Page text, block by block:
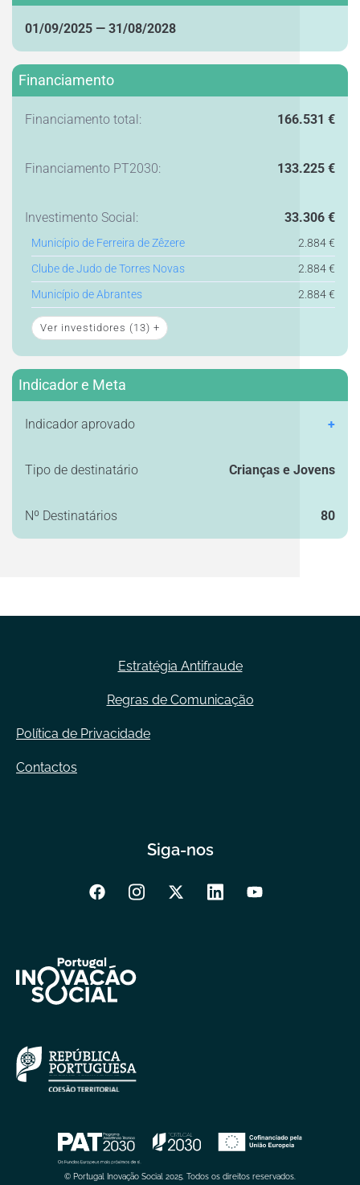
01/09/2025 — 31/08/2028
Financiamento
Financiamento total: 166.531 €
Financiamento PT2030: 133.225 €
Investimento Social: 33.306 €
Município de Ferreira de Zêzere
2.884 €
Clube de Judo de Torres Novas
2.884 €
Município de Abrantes
2.884 €
Ver investidores (13) +
Indicador e Meta
Indicador aprovado +
Tipo de destinatário Crianças e Jovens
Nº Destinatários 80
Estratégia Antifraude
Regras de Comunicação
Política de Privacidade
Contactos
Siga-nos
© Portugal Inovação Social 2025. Todos os direitos reservados.